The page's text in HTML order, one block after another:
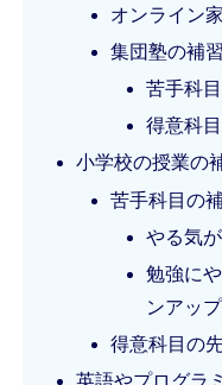
オンライン
集団塾の補
苦手科
得意科
小学校の授業の
苦手科目の
やる気
勉強に
ンアップ
得意科目の